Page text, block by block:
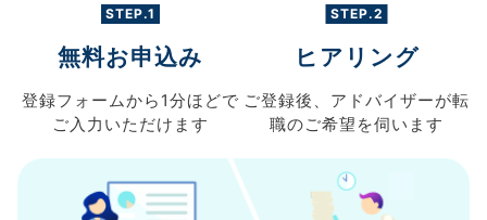
STEP.1
無料お申込み
登録フォームから 1分ほどで
ご入力 いただけます
STEP.2
ヒアリング
ご登録後、 アドバイザーが転
職のご希望を伺います